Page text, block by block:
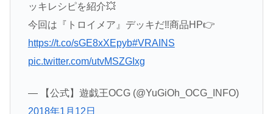
ッキレシピを紹介💥
今回は『トロイメア』デッキだ‼️商品HP👉
https://t.co/sGE8xXEpyb#VRAINS
pic.twitter.com/utvMSZGIxg
— 【公式】遊戯王OCG (@YuGiOh_OCG_INFO)
2018年1月12日